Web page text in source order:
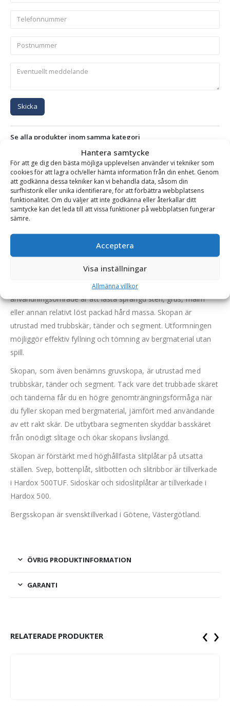
Hantera samtycke
För att ge dig den bästa möjliga upplevelsen använder vi tekniker som
cookies för att lagra och/eller hämta information från din enhet. Genom
att godkänna dessa tekniker kan vi behandla data, såsom din
surfhistorik eller unika identifierare, för att förbättra webbplatsens
funktionalitet. Om du väljer att inte godkänna eller återkallar ditt
samtycke kan det leda till att vissa funktioner på webbplatsen fungerar
sämre.
Acceptera
Visa inställningar
Allmänna villkor
Skicka
Se alla produkter inom samma kategori
BESKRIVNING
Denna bergsskopa i Extreme Duty-utförande (ED) är en
mycket kraftig och beständig lastskopa som anpassats för
hantering av bergmaterial. Bergsskopans optimala
användningsområde är att lasta sprängd sten, grus, malm
eller annan relativt löst packad hård massa. Skopan är
utrustad med trubbskär, tänder och segment. Utformningen
möjliggör effektiv fyllning och tömning av bergmaterial utan
spill.
Skopan, som även benämns gruvskopa, är utrustad med
trubbskär, tänder och segment. Tack vare det trubbade skäret
och tänderna får du en högre genomträngningsförmåga när
du fyller skopan med bergmaterial, jämfört med användande
av ett rakt skär. De utbytbara segmenten skyddar basskäret
från onödigt slitage och ökar skopans livslängd.
Skopan är förstärkt med höghållfasta slitplåtar på utsatta
ställen. Svep, bottenplåt, slitbotten och slitribbor är tillverkade
i Hardox 500TUF. Sidoskär och sidoslitplåtar är tillverkade i
Hardox 500.
Bergsskopan är svensktillverkad i Götene, Västergötland.
ÖVRIG PRODUKTINFORMATION
GARANTI
RELATERADE PRODUKTER ‹ ›